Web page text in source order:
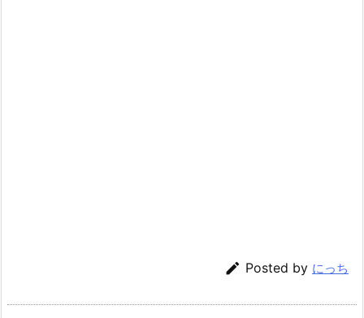
 Posted by にっち